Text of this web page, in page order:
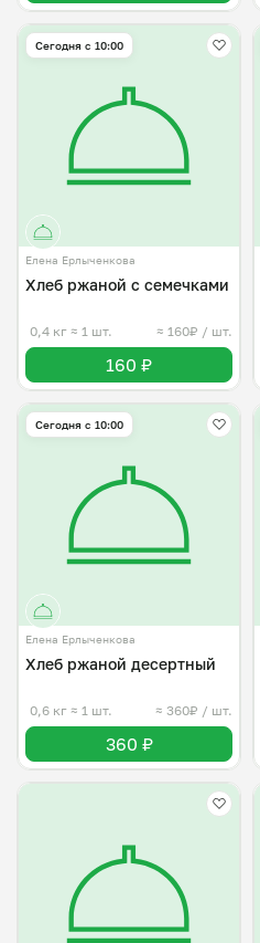
Сегодня с 10:00
Елена Ерлыченкова
Хлеб ржаной с семечками
0,4 кг ≈ 1 шт. ≈ 160₽ / шт.
160 ₽
Сегодня с 10:00
Елена Ерлыченкова
Хлеб ржаной десертный
0,6 кг ≈ 1 шт. ≈ 360₽ / шт.
360 ₽